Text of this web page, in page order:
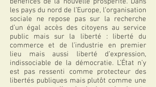
les pays du nord de l’Europe, l’organisation
sociale ne repose pas sur la recherche
d’un égal accès des citoyens au service
public mais sur la liberté : liberté du
commerce et de l’industrie en premier
lieu mais aussi liberté d’expression,
indissociable de la démocratie. L’État n’y
est pas ressenti comme protecteur des
libertés publiques mais plutôt comme une